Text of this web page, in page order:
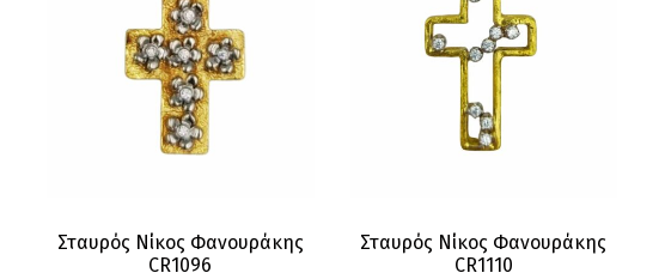
Σταυρός Νίκος Φανουράκης
CR1096
Σταυρός Νίκος Φανουράκης
CR1110